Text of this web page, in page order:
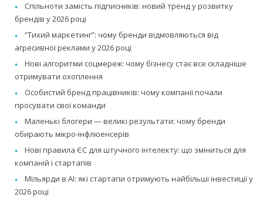
Спільноти замість підписників: новий тренд у розвитку
брендів у 2026 році
“Тихий маркетинг”: чому бренди відмовляються від
агресивної реклами у 2026 році
Нові алгоритми соцмереж: чому бізнесу стає все складніше
отримувати охоплення
Особистий бренд працівників: чому компанії почали
просувати свої команди
Маленькі блогери — великі результати: чому бренди
обирають мікро-інфлюенсерів
Нові правила ЄС для штучного інтелекту: що зміниться для
компаній і стартапів
Мільярди в AI: які стартапи отримують найбільші інвестиції у
2026 році